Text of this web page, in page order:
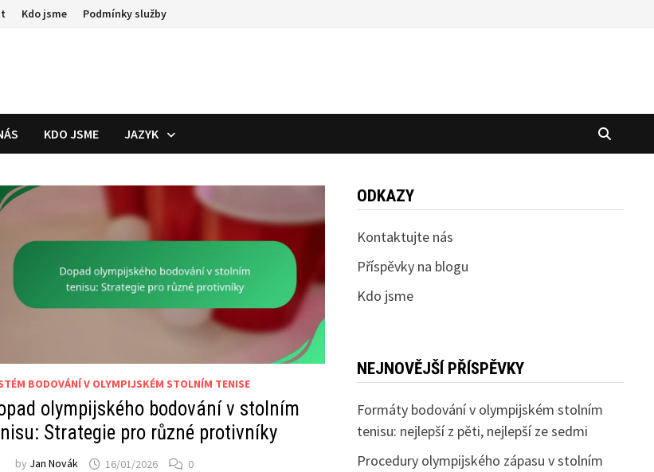
Kdo jsme Podmínky služby
KDO JSME JAZYK
BODOVÁNÍ V OLYMPIJSKÉM STOLNÍM TENISE
olympijského bodování v stolním
Strategie pro různé protivníky
by Jan Novák 16/01/2026 0
ODKAZY
Kontaktujte nás
Příspěvky na blogu
Kdo jsme
NEJNOVĚJŠÍ PŘÍSPĚVKY
Formáty bodování v olympijském stolním
tenisu: nejlepší z pěti, nejlepší ze sedmi
Procedury olympijského zápasu v stolním